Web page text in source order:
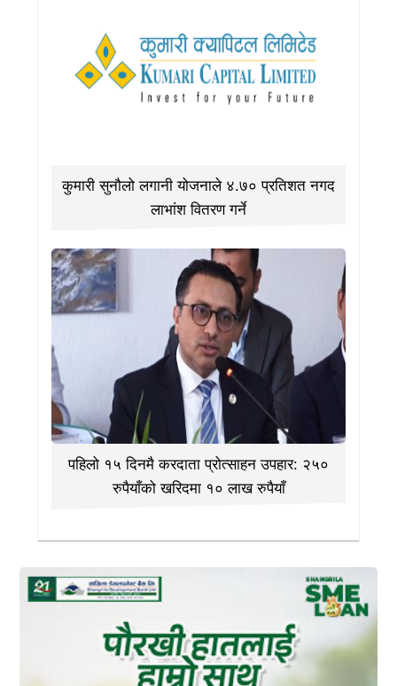
कुमारी सुनौलो लगानी योजनाले ४.७० प्रतिशत नगद
लाभांश वितरण गर्ने
पहिलो १५ दिनमै करदाता प्रोत्साहन उपहार: २५०
रुपैयाँको खरिदमा १० लाख रुपैयाँ